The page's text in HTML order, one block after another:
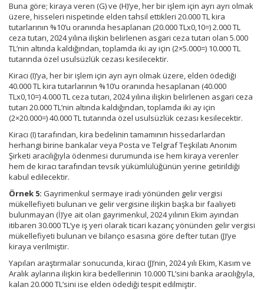
Buna göre; kiraya veren (G) ve (H)’ye, her bir işlem için ayrı ayrı olmak
üzere, hisseleri nispetinde elden tahsil ettikleri 20.000 TL kira
tutarlarının %10’u oranında hesaplanan (20.000 TLx0,10=) 2.000 TL
ceza tutarı, 2024 yılına ilişkin belirlenen asgari ceza tutarı olan 5.000
TL’nin altında kaldığından, toplamda iki ay için (2×5.000=) 10.000 TL
tutarında özel usulsüzlük cezası kesilecektir.
Kiracı (I)’ya, her bir işlem için ayrı ayrı olmak üzere, elden ödediği
40.000 TL kira tutarlarının %10’u oranında hesaplanan (40.000
TLx0,10=) 4.000 TL ceza tutarı, 2024 yılına ilişkin belirlenen asgari ceza
tutarı 20.000 TL’nin altında kaldığından, toplamda iki ay için
(2×20.000=) 40.000 TL tutarında özel usulsüzlük cezası kesilecektir.
Kiracı (I) tarafından, kira bedelinin tamamının hissedarlardan
herhangi birine bankalar veya Posta ve Telgraf Teşkilatı Anonim
Şirketi aracılığıyla ödenmesi durumunda ise hem kiraya verenler
hem de kiracı tarafından tevsik yükümlülüğünün yerine getirildiği
kabul edilecektir.
Örnek 5: Gayrimenkul sermaye iradı yönünden gelir vergisi
mükellefiyeti bulunan ve gelir vergisine ilişkin başka bir faaliyeti
bulunmayan (İ)’ye ait olan gayrimenkul, 2024 yılının Ekim ayından
itibaren 30.000 TL’ye iş yeri olarak ticari kazanç yönünden gelir vergisi
mükellefiyeti bulunan ve bilanço esasına göre defter tutan (J)’ye
kiraya verilmiştir.
Yapılan araştırmalar sonucunda, kiracı (J)’nin, 2024 yılı Ekim, Kasım ve
Aralık aylarına ilişkin kira bedellerinin 10.000 TL’sini banka aracılığıyla,
kalan 20.000 TL’sini ise elden ödediği tespit edilmiştir.